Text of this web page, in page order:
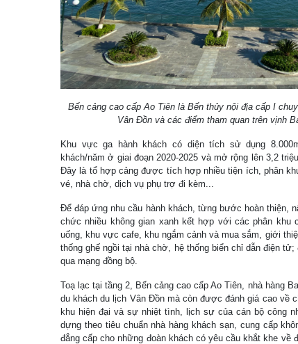
Bến cảng cao cấp Ao Tiên là Bến thủy nội địa cấp I
Vân Đồn và các điểm tham quan trên vịnh
Khu vực ga hành khách có diện tích sử dụng
khách/năm ở giai đoạn 2020-2025 và mở rộng lên 3,2
Đây là tổ hợp cảng được tích hợp nhiều tiện ích, phân
vé, nhà chờ, dịch vụ phụ trợ đi kèm...
Để đáp ứng nhu cầu hành khách, từng bước hoàn thiện,
chức nhiều không gian xanh kết hợp với các phân khu
uống, khu vực cafe, khu ngắm cảnh và mua sắm, giới
thống ghế ngồi tại nhà chờ, hệ thống biển chỉ dẫn điện
qua mạng đồng bộ.
Toạ lạc tại tầng 2, Bến cảng cao cấp Ao Tiên, nhà hàng
du khách du lịch Vân Đồn mà còn được đánh giá cao về
khu hiện đại và sự nhiệt tình, lịch sự của cán bộ công
dựng theo tiêu chuẩn nhà hàng khách sạn, cung cấp
đẳng cấp cho những đoàn khách có yêu cầu khắt khe về